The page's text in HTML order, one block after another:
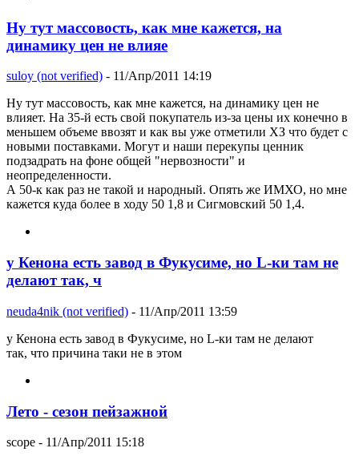
Ну тут массовость, как мне кажется, на
динамику цен не влияе
suloy (not verified) - 11/Апр/2011 14:19
Ну тут массовость, как мне кажется, на динамику цен не
влияет. На 35-й есть свой покупатель из-за цены их конечно в
меньшем объеме ввозят и как вы уже отметили ХЗ что будет с
новыми поставками. Могут и наши перекупы ценник
подзадрать на фоне общей "нервозности" и
неопределенности.
А 50-к как раз не такой и народный. Опять же ИМХО, но мне
кажется куда более в ходу 50 1,8 и Сигмовский 50 1,4.
у Кенона есть завод в Фукусиме, но L-ки там не
делают так, ч
neuda4nik (not verified) - 11/Апр/2011 13:59
у Кенона есть завод в Фукусиме, но L-ки там не делают
так, что причина таки не в этом
Лето - сезон пейзажной
scope - 11/Апр/2011 15:18